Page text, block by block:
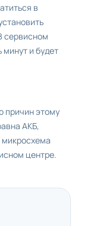
в
сервисном
минут и будет
причин этому
АКБ,
центре.